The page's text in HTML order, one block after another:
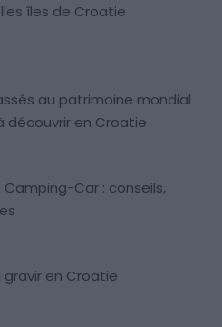
îles de Croatie
au patrimoine mondial
à découvrir en Croatie
Car : conseils,
en Croatie